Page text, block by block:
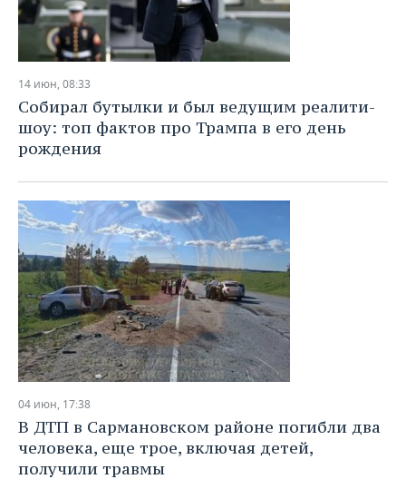
14 июн, 08:33
Собирал бутылки и был ведущим реалити-
шоу: топ фактов про Трампа в его день
рождения
04 июн, 17:38
В ДТП в Сармановском районе погибли два
человека, еще трое, включая детей,
получили травмы